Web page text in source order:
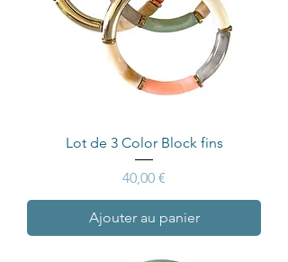
Lot de 3 Color Block fins
Prix
40,00 €
Ajouter au panier